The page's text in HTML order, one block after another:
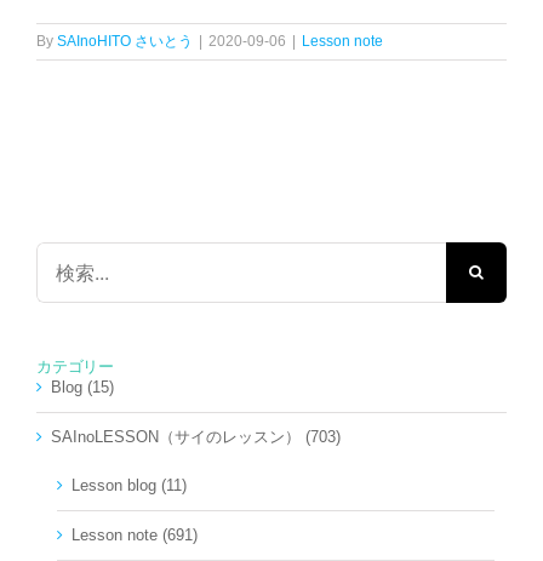
By SAInoHITO さいとう 2020-09-06 Lesson note
検
…
カテゴリー
Blog (15)
SAInoLESSON（サイのレッスン） (703)
Lesson blog (11)
Lesson note (691)